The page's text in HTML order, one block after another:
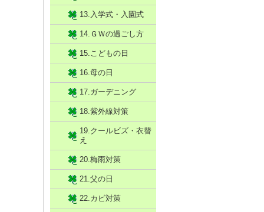
13.入学式・入園式
14.ＧＷの過ごし方
15.こどもの日
16.母の日
17.ガーデニング
18.紫外線対策
19.クールビズ・衣替
え
20.梅雨対策
21.父の日
22.カビ対策